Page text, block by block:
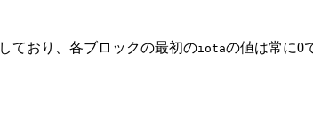
ており、各ブロックの最初のiotaの値は常に0